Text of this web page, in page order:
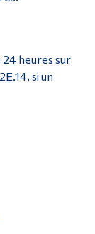
heures sur
si un